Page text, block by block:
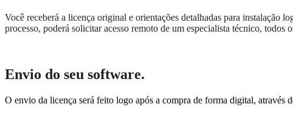
Você receberá a licença original e orientações detalhadas para instalação
processo, poderá solicitar acesso remoto de um especialista técnico,
Envio do seu software.
O envio da licença será feito logo após a compra de forma digital, através